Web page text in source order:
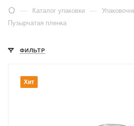
— Каталог упаковки —
Пузырчатая пленка
ФИЛЬТР
Хит